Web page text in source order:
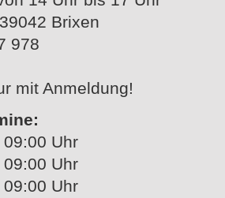
Brixen
978
mit Anmeldung!
Uhr
Uhr
Uhr